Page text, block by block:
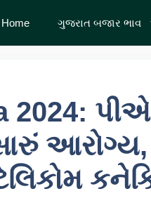
Home ગુજરાત બજાર ભાવ
2024:
આરોગ્ય,